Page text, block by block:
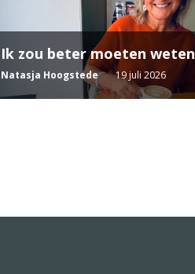
Ik zou beter moeten weten
Natasja Hoogstede 19 juli 2026